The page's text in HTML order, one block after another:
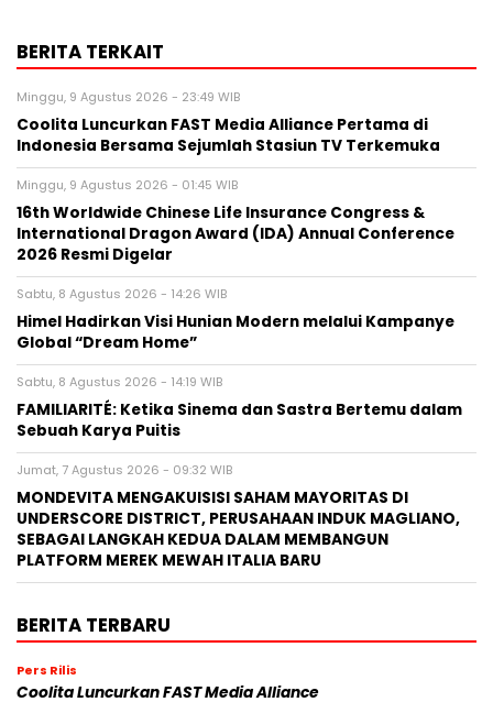
BERITA TERKAIT
Minggu, 9 Agustus 2026 - 23:49 WIB
Coolita Luncurkan FAST Media Alliance Pertama di
Indonesia Bersama Sejumlah Stasiun TV Terkemuka
Minggu, 9 Agustus 2026 - 01:45 WIB
16th Worldwide Chinese Life Insurance Congress &
International Dragon Award (IDA) Annual Conference
2026 Resmi Digelar
Sabtu, 8 Agustus 2026 - 14:26 WIB
Himel Hadirkan Visi Hunian Modern melalui Kampanye
Global “Dream Home”
Sabtu, 8 Agustus 2026 - 14:19 WIB
FAMILIARITÉ: Ketika Sinema dan Sastra Bertemu dalam
Sebuah Karya Puitis
Jumat, 7 Agustus 2026 - 09:32 WIB
MONDEVITA MENGAKUISISI SAHAM MAYORITAS DI
UNDERSCORE DISTRICT, PERUSAHAAN INDUK MAGLIANO,
SEBAGAI LANGKAH KEDUA DALAM MEMBANGUN
PLATFORM MEREK MEWAH ITALIA BARU
BERITA TERBARU
Pers Rilis
Coolita Luncurkan FAST Media Alliance